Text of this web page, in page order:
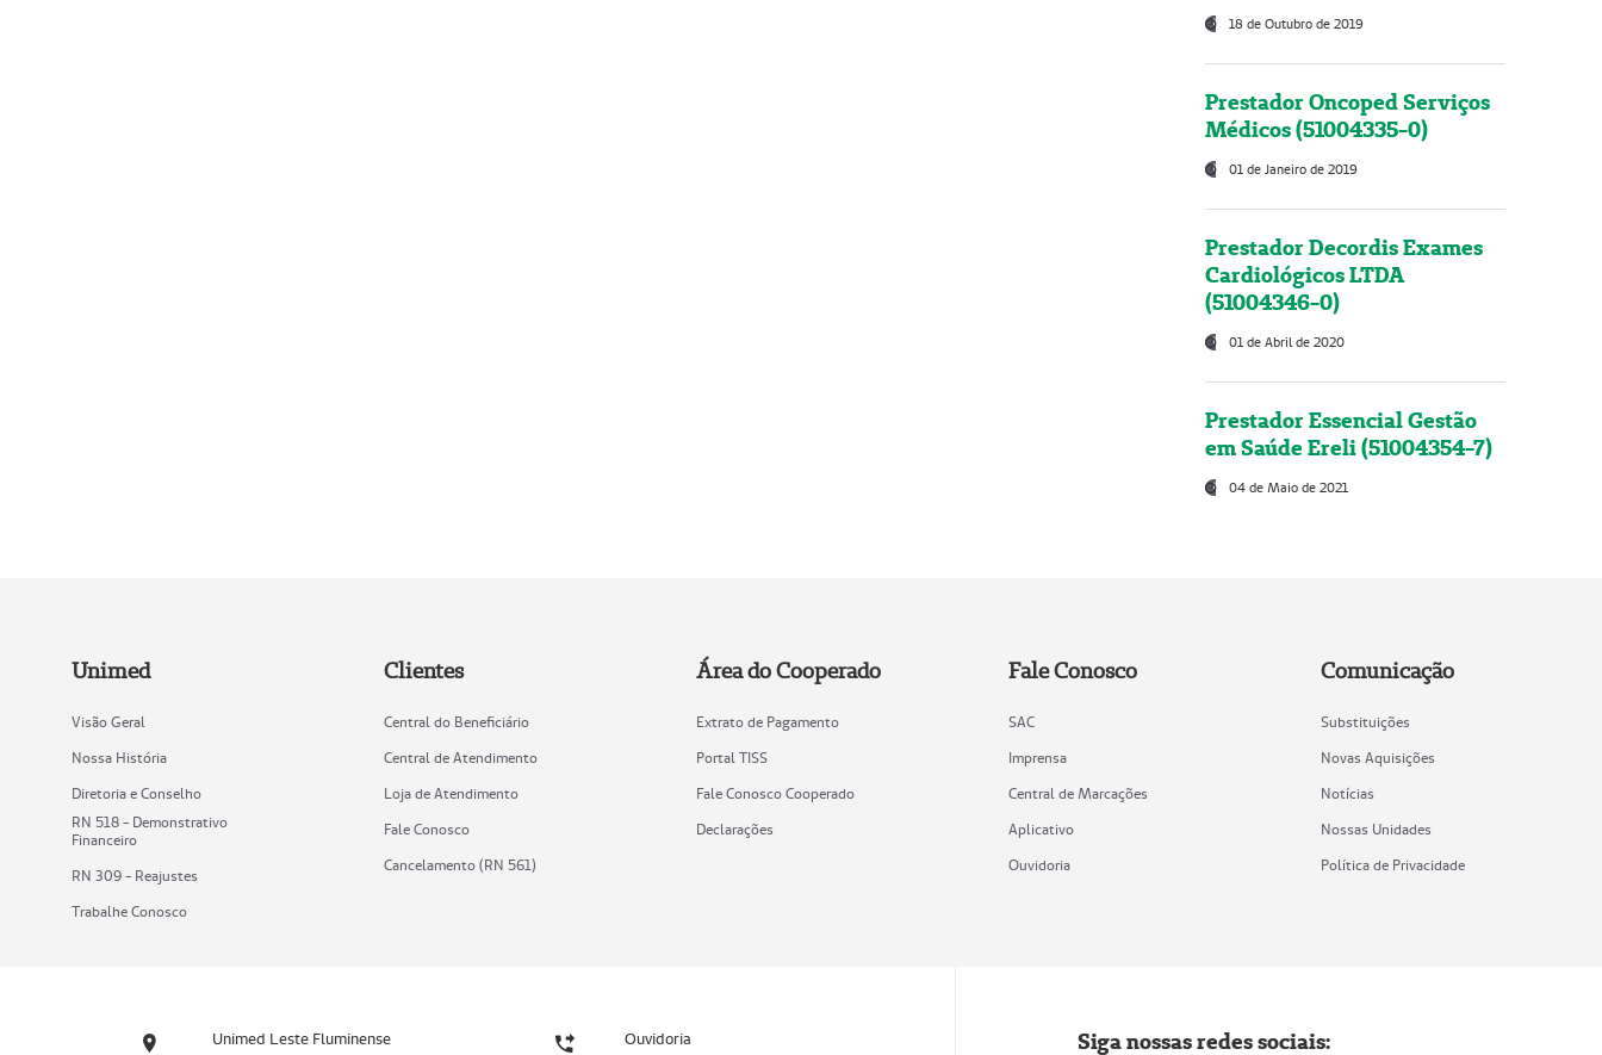
18 de Outubro de 2019
Prestador Oncoped Serviços
Médicos (51004335-0)
01 de Janeiro de 2019
Prestador Decordis Exames
Cardiológicos LTDA
(51004346-0)
01 de Abril de 2020
Prestador Essencial Gestão
em Saúde Ereli (51004354-7)
04 de Maio de 2021
Unimed
Visão Geral
Nossa História
Diretoria e Conselho
RN 518 - Demonstrativo
Financeiro
RN 309 - Reajustes
Trabalhe Conosco
Clientes
Central do Beneficiário
Central de Atendimento
Loja de Atendimento
Fale Conosco
Cancelamento (RN 561)
Área do Cooperado
Extrato de Pagamento
Portal TISS
Fale Conosco Cooperado
Declarações
Fale Conosco
SAC
Imprensa
Central de Marcações
Aplicativo
Ouvidoria
Comunicação
Substituições
Novas Aquisições
Notícias
Nossas Unidades
Política de Privacidade
Unimed Leste Fluminense Ouvidoria Siga nossas redes sociais: